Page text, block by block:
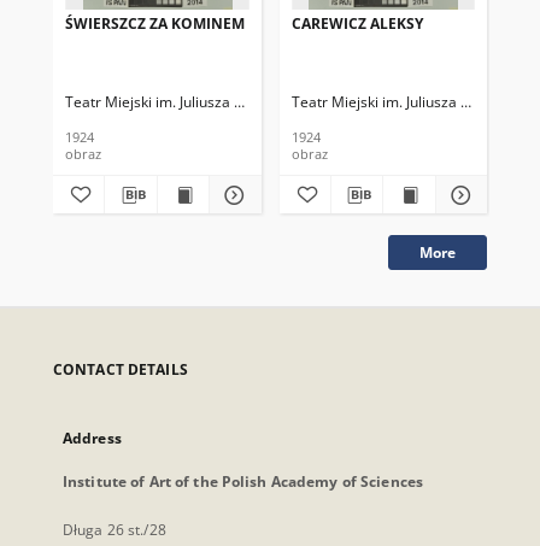
ŚWIERSZCZ ZA KOMINEM
Teatr Miejski im. Juliusza Słowackiego
1924
obraz
CAREWICZ ALEKSY
Teatr Miejski im. Juliusza
1924
obraz
More
CONTACT DETAILS
Address
Institute of Art of the Polish Academy of Sciences
Długa 26 st./28